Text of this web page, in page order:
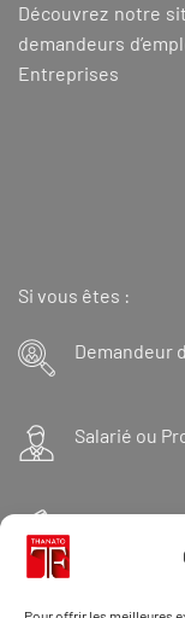
Découvrez notre
demandeurs
Entreprises
Si vous êtes :
Demandeur
Salarié ou
Financeur :
Et « 98 »